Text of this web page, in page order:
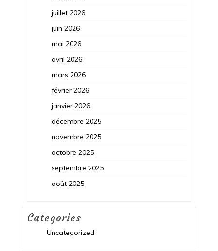
juillet 2026
juin 2026
mai 2026
avril 2026
mars 2026
février 2026
janvier 2026
décembre 2025
novembre 2025
octobre 2025
septembre 2025
août 2025
Categories
Uncategorized